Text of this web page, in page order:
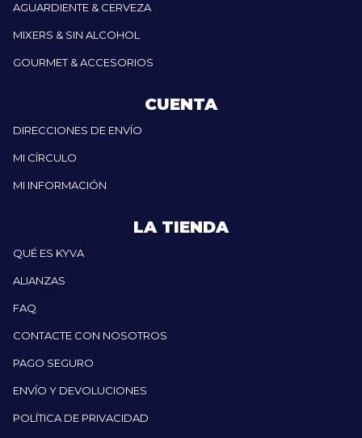
AGUARDIENTE & CERVEZA
MIXERS & SIN ALCOHOL
GOURMET & ACCESORIOS
CUENTA
DIRECCIONES DE ENVÍO
MI CÍRCULO
MI INFORMACIÓN
LA TIENDA
QUÉ ES KYVA
ALIANZAS
FAQ
CONTACTE CON NOSOTROS
PAGO SEGURO
ENVÍO Y DEVOLUCIONES
POLÍTICA DE PRIVACIDAD